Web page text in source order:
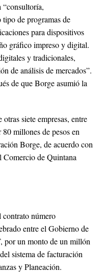
“consultoría,
de programas de
para dispositivos
gráfico impreso y digital.
y tradicionales,
de análisis de mercados”.
de que Borge asumió la
siete empresas, entre
80 millones de pesos en
Borge, de acuerdo con
de Quintana
número
entre el Gobierno de
por un monto de un millón
sistema de facturación
y Planeación.